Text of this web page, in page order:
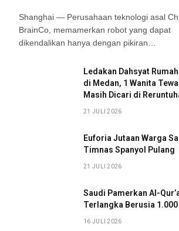
Shanghai — Perusahaan teknologi asal
BrainCo, memamerkan robot yang dapat
dikendalikan hanya dengan pikiran…
Ledakan Dahsyat
di Medan, 1 Wanita
Masih Dicari di
21 JULI 2026
Euforia Jutaan Warga
Timnas Spanyol Pulang
21 JULI 2026
Saudi Pamerkan Al-
Terlangka Berusia 1.000
16 JULI 2026